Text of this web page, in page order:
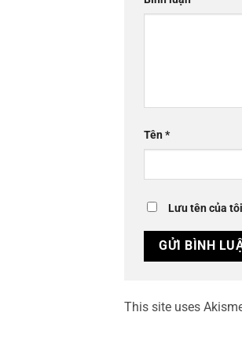
Tên*
Lưu tên của
This site uses